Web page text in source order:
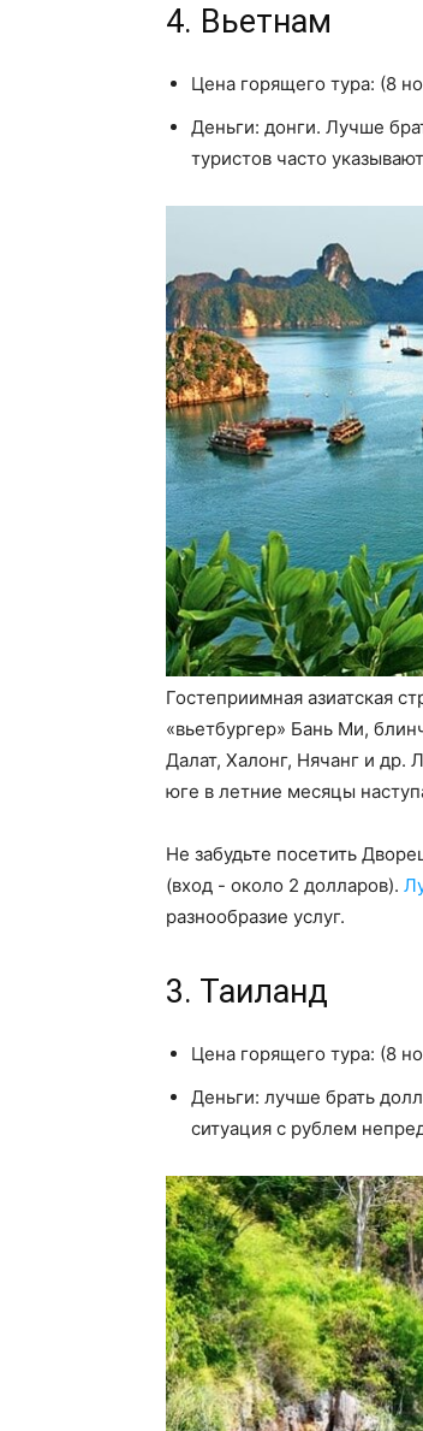
4. Вьетнам
Цена горящего тура: (8
Деньги: донги. Лучше
туристов часто
Гостеприимная азиатская
«вьетбургер» Бань Ми,
Далат, Халонг, Нячанг и др.
юге в летние месяцы
Не забудьте посетить
(вход - около 2 долларов).
разнообразие услуг.
3. Таиланд
Цена горящего тура: (8
Деньги: лучше брать
ситуация с рублем